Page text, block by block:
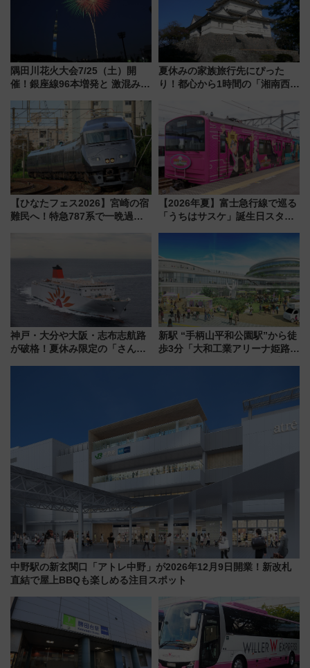
隅田川花火大会7/25（土）開
催！銀座線96本増発と 激混みの
アクセス攻略法、2万発の花火が
都心の夜に！
夏休みの家族旅行先にぴった
り！都心から1時間の「湘南西エ
島とは異なる魅力を持つ今夏の
注目スポット
【ひなたフェス2026】宮崎の宿
難民へ！特急787系で一晩過ご
【2026年夏】富士急行線で巡る
「うちはサスケ」誕生日スタン
神戸・大分や大阪・志布志航路
が破格！夏休み限定の「さんふ
新駅 “手柄山平和公園駅”から徒
歩3分「大和工業アリーナ姫路」
中野駅の新玄関口「アトレ中野」が2026年12月9日開業！新改札
直結で屋上BBQも楽しめる注目スポット